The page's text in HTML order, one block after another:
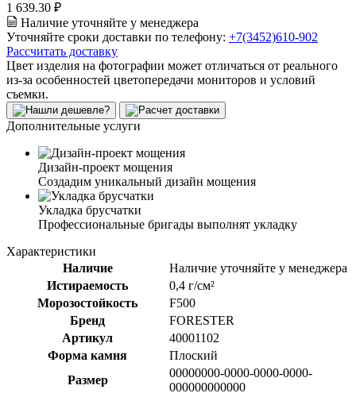
1 639.30 ₽
Наличие уточняйте у менеджера
Уточняйте сроки доставки по телефону: +7(3452)610-902
Рассчитать доставку
Цвет изделия на фотографии может отличаться от реального
из-за особенностей цветопередачи мониторов и условий
съемки.
Дополнительные услуги
Дизайн-проект мощения
Создадим уникальный дизайн мощения
Укладка брусчатки
Профессиональные бригады выполнят укладку
Характеристики
Наличие
Наличие уточняйте у менеджера
Истираемость
0,4 г/см²
Морозостойкость
F500
Бренд
FORESTER
Артикул
40001102
Форма камня
Плоский
Размер
00000000-0000-0000-0000-
000000000000